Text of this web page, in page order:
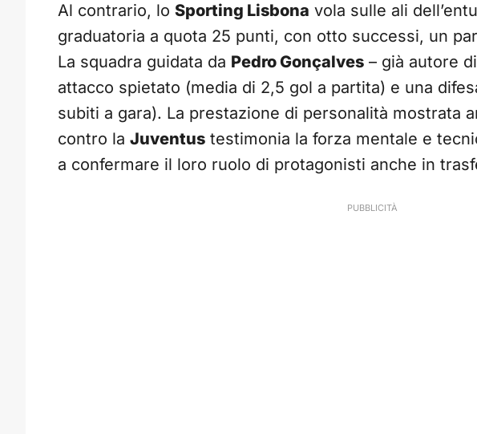
Al contrario, lo Sporting Lisbona vola sulle ali
graduatoria a quota 25 punti, con otto successi, un
La squadra guidata da Pedro Gonçalves – già autore
attacco spietato (media di 2,5 gol a partita) e una
subiti a gara). La prestazione di personalità mostrata
contro la Juventus testimonia la forza mentale e
a confermare il loro ruolo di protagonisti anche in